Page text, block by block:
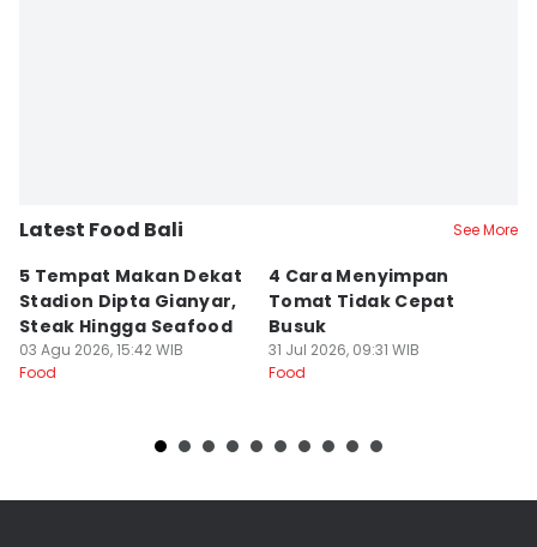
Latest Food Bali See More
5 Tempat Makan Dekat
Stadion Dipta Gianyar,
Steak Hingga Seafood
03 Agu 2026, 15:42 WIB
Food
4 Cara Menyimpan
Tomat Tidak Cepat
Busuk
31 Jul 2026, 09:31 WIB
Food